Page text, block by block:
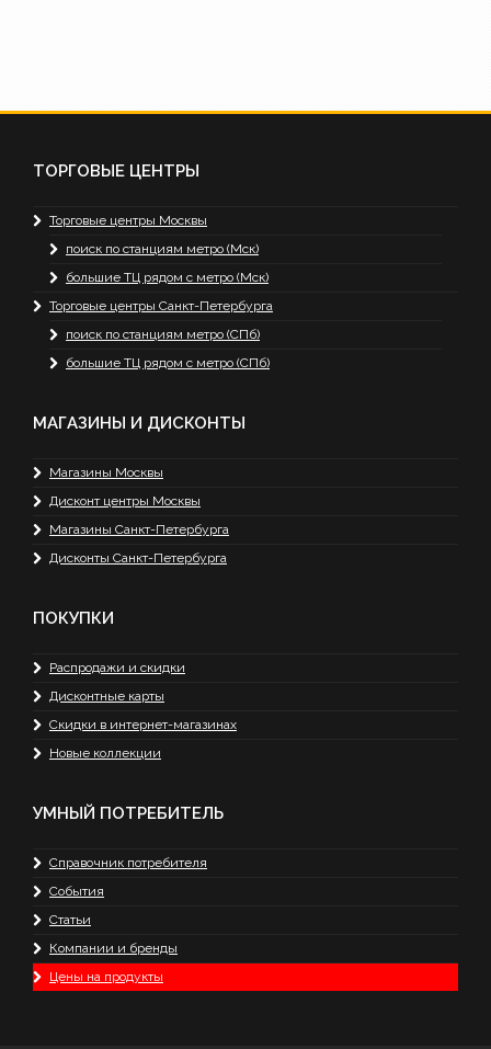
ТОРГОВЫЕ ЦЕНТРЫ
Торговые центры Москвы
поиск по станциям метро (Мск)
большие ТЦ рядом с метро (Мск)
Торговые центры Санкт-Петербурга
поиск по станциям метро (СПб)
большие ТЦ рядом с метро (СПб)
МАГАЗИНЫ И ДИСКОНТЫ
Магазины Москвы
Дисконт центры Москвы
Магазины Санкт-Петербурга
Дисконты Санкт-Петербурга
ПОКУПКИ
Распродажи и скидки
Дисконтные карты
Скидки в интернет-магазинах
Новые коллекции
УМНЫЙ ПОТРЕБИТЕЛЬ
Справочник потребителя
События
Статьи
Компании и бренды
Цены на продукты